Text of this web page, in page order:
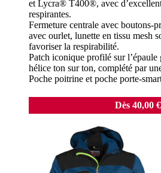
et Lycra® T400®, avec
respirantes.
Fermeture centrale avec boutons-
avec ourlet, lunette en tissu mesh
favoriser la respirabilité.
Patch iconique profilé sur l’épaule
hélice ton sur ton, complété par
Poche poitrine et poche porte-
Dès 40,00 €